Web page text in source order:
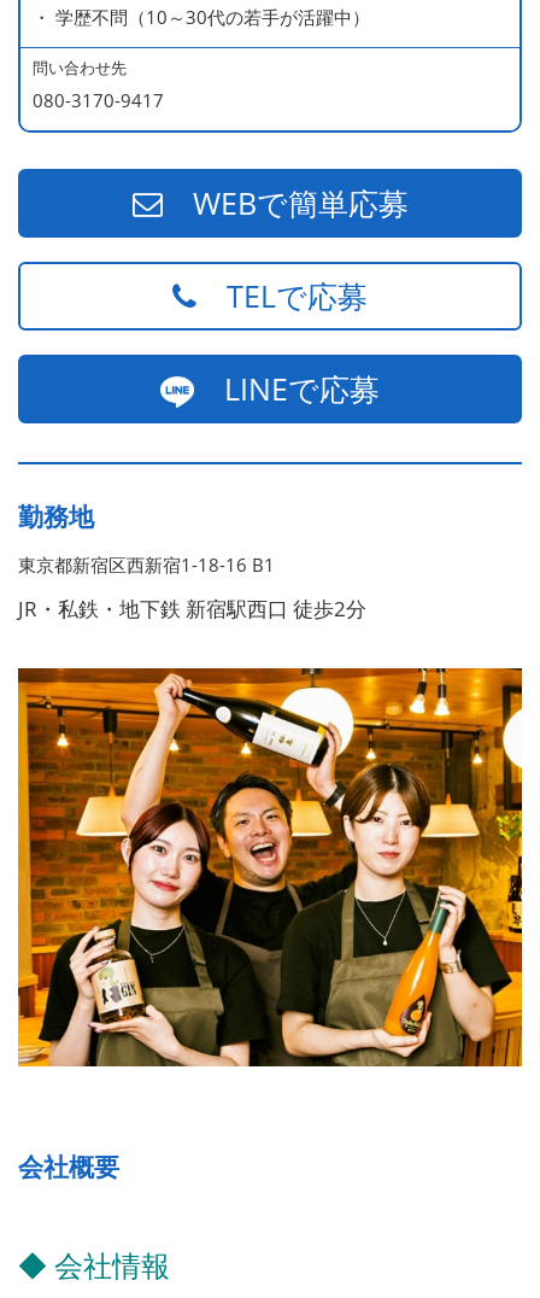
・ 学歴不問（10～30代の若手が活躍中）
問い合わせ先
080-3170-9417
WEBで簡単応募
TELで応募
LINEで応募
勤務地
東京都新宿区西新宿1-18-16 B1
JR・私鉄・地下鉄 新宿駅西口 徒歩2分
会社概要
◆ 会社情報